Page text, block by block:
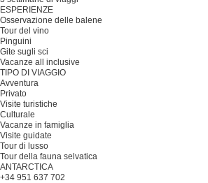
ESPERIENZE
Osservazione delle balene
Tour del vino
Pinguini
Gite sugli sci
Vacanze all inclusive
TIPO DI VIAGGIO
Avventura
Privato
Visite turistiche
Culturale
Vacanze in famiglia
Visite guidate
Tour di lusso
Tour della fauna selvatica
ANTARCTICA
+34 951 637 702